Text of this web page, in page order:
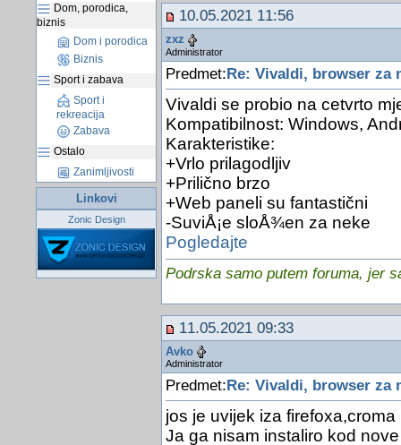
Dom, porodica,
biznis
Dom i porodica
Biznis
Sport i zabava
Sport i
rekreacija
Zabava
Ostalo
Zanimljivosti
Linkovi
Zonic Design
10.05.2021 11:56
zxz
Administrator
Predmet:Re: Vivaldi, browser za
Vivaldi se probio na cetvrto
Kompatibilnost: Windows,
Karakteristike:
+Vrlo prilagodljiv
+Prilično brzo
+Web paneli su fantastični
-SuviÅ¡e sloÅ¾en za neke
Pogledajte
Podrska samo putem foruma, jer
11.05.2021 09:33
Avko
Administrator
Predmet: Re: Vivaldi, browser za
jos je uvijek iza firefoxa,croma
Ja ga nisam instaliro kod